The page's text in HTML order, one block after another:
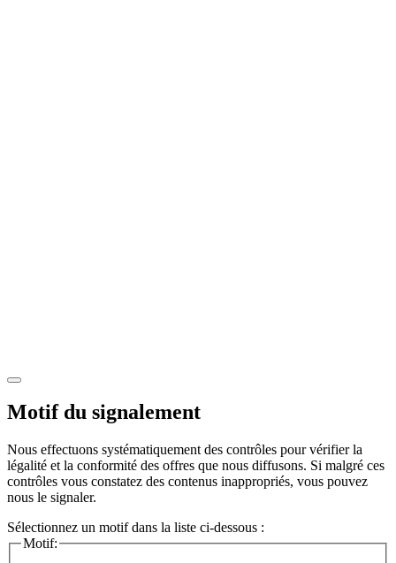
Motif du signalement
Nous effectuons systématiquement des contrôles pour vérifier la
légalité et la conformité des offres que nous diffusons. Si malgré ces
contrôles vous constatez des contenus inappropriés, vous pouvez
nous le signaler.
Sélectionnez un motif dans la liste ci-dessous :
Motif: